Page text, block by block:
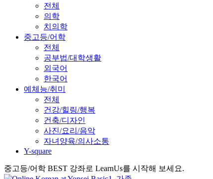
전체
의학
치의학
중고등/어학
전체
공부법/대학생활
외국어
한국어
예체능/취미
전체
건강/힐링/행복
건축/디자인
사진/요리/음악
자녀양육/의사소통
Y-square
중고등/어학 BEST 강좌로 LearnUs를 시작해 보세요.